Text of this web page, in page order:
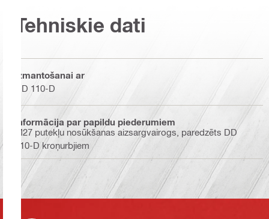
Tehniskie dati
Izmantošanai ar
DD 110-D
Informācija par papildu piederumiem
M27 putekļu nosūkšanas aizsargvairogs, paredzēts DD
110-D kroņurbjiem